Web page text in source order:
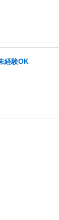
経験OK